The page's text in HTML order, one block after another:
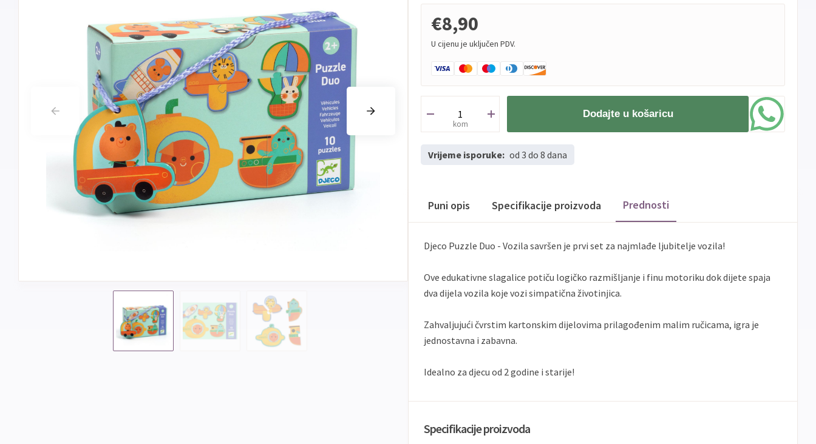
€8,90
U cijenu je uključen PDV.
kom
Dodajte u košaricu
Vrijeme isporuke: od 3 do 8 dana
Puni opis Specifikacije proizvoda Prednosti
Djeco Puzzle Duo - Vozila savršen je prvi set za najmlađe ljubitelje vozila!
Ove edukativne slagalice potiču logičko razmišljanje i finu motoriku dok dijete spaja
dva dijela vozila koje vozi simpatična životinjica.
Zahvaljujući čvrstim kartonskim dijelovima prilagođenim malim ručicama, igra je
jednostavna i zabavna.
Idealno za djecu od 2 godine i starije!
Specifikacije proizvoda